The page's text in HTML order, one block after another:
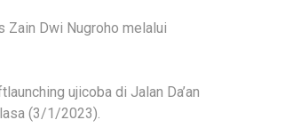
Zain Dwi Nugroho melalui
ujicoba di Jalan Da’an
(3/1/2023).